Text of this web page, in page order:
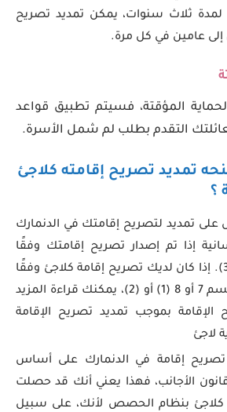
لمدة ثلاث سنوات، يمكن تمديد تصريح
عامين في كل مرة.
المؤقتة، فسيتم تطبيق قواعد
التقدم بطلب لم شمل الأسرة.
تمديد تصريح إقامته كلاجئ
؟
تمديد لتصريح إقامتك في الدنمارك
إذا تم إصدار تصريح إقامتك وفقًا
لقسم الأجانب 8 (3). إذا كان لديك تصريح إقامة كلاجئ وفقًا
لقانون الأجانب القسم 7 أو 8 (1) أو (2)، يمكنك قراءة المزيد
بموجب تمديد تصريح الإقامة
لاجئ
إقامة في الدنمارك على أساس
(3) من قانون الأجانب، فهذا يعني أنك قد حصلت
كلاجئ بنظام الحصص لأنك، على سبيل